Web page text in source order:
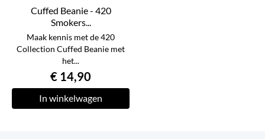
Cuffed Beanie - 420
Smokers...
Maak kennis met de 420
Collection Cuffed Beanie met
het...
€ 14,90
In winkelwagen